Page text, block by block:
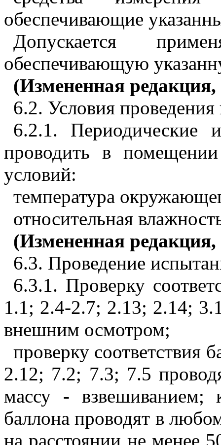
обеспечивающие
Допускается
обеспечивающую
(Измененная
6.2. Условия
6.2.1. Периодические
проводить в
условий:
температура
относительная
(Измененная
6.3. Проведение
6.3.1. Проверку
1.1; 2.4-2.7; 2.13; 2.14;
внешним осмотром;
проверку соответствия
2.12; 7.2; 7.3; 7.5
массу - взвешиванием;
баллона проводят в
на расстоянии не менее